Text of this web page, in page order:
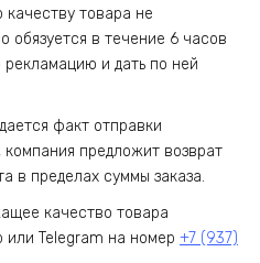
качеству товара не
обязуется в течение 6 часов
и дать по ней
факт отправки
компания предложит возврат
в пределах суммы заказа.
качество товара
Telegram на номер +7 (937)